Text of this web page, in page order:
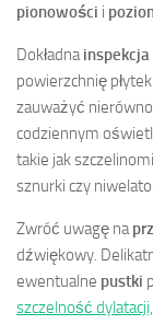
pionowości i
Dokładna
powierzchnię
zauważyć
codziennym
takie jak
sznurki czy
Zwróć uwagę na
dźwiękowy.
ewentualne pustki
szczelność